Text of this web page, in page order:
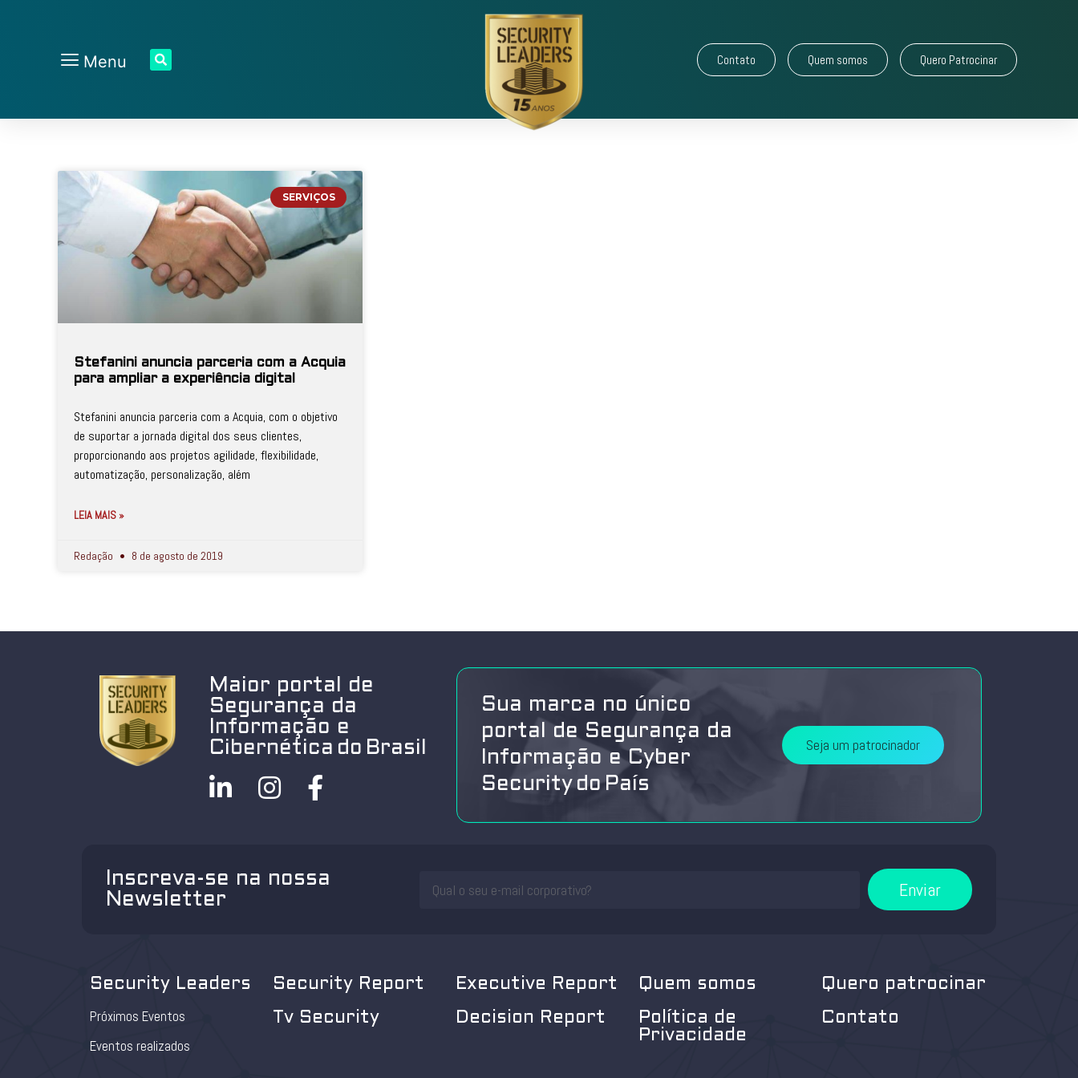
Menu Contato Quem somos Quero Patrocinar
SERVIÇOS
Stefanini anuncia parceria com a Acquia
para ampliar a experiência digital
Stefanini anuncia parceria com a Acquia, com o objetivo
de suportar a jornada digital dos seus clientes,
proporcionando aos projetos agilidade, flexibilidade,
automatização, personalização, além
LEIA MAIS »
Redação 8 de agosto de 2019
Maior portal de
Segurança da
Informação e
Cibernética do Brasil
Sua marca no único
portal de Segurança da
Informação e Cyber
Security do País
Seja um patrocinador
Inscreva-se na nossa
Newsletter
Enviar
Security Leaders
Próximos Eventos
Eventos realizados
Security Report
Tv Security
Executive Report
Decision Report
Quem somos
Política de
Privacidade
Quero patrocinar
Contato